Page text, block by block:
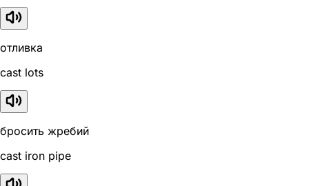
отливка
cast lots
бросить жребий
cast iron pipe